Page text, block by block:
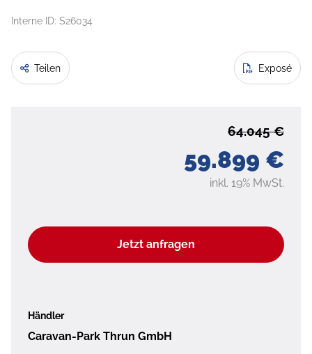
Interne ID: S26034
Teilen Exposé
59.899 €
64.045 €
inkl. 19% MwSt.
Jetzt anfragen
Händler
Caravan-Park Thrun GmbH